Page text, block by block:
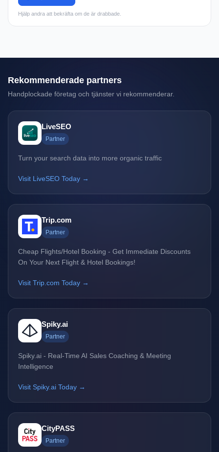
Hjälp andra att bekräfta om de är drabbade.
Rekommenderade partners
Handplockade företag och tjänster vi rekommenderar.
LiveSEO
Partner
Turn your search data into more organic traffic
Visit LiveSEO Today →
Trip.com
Partner
Cheap Flights/Hotel Booking - Get Immediate Discounts
On Your Next Flight & Hotel Bookings!
Visit Trip.com Today →
Spiky.ai
Partner
Spiky.ai - Real-Time AI Sales Coaching & Meeting
Intelligence
Visit Spiky.ai Today →
CityPASS
Partner